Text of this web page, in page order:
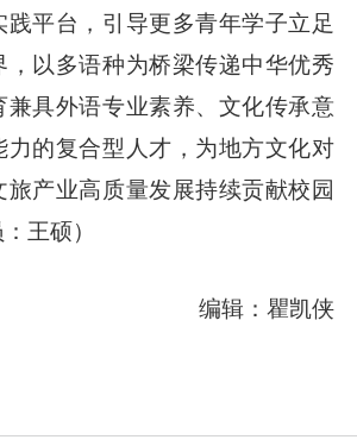
践平台，引导更多青年学子立足
，以多语种为桥梁传递中华优秀
兼具外语专业素养、文化传承意
力的复合型人才，为地方文化对
旅产业高质量发展持续贡献校园
王硕）
编辑：瞿凯侠